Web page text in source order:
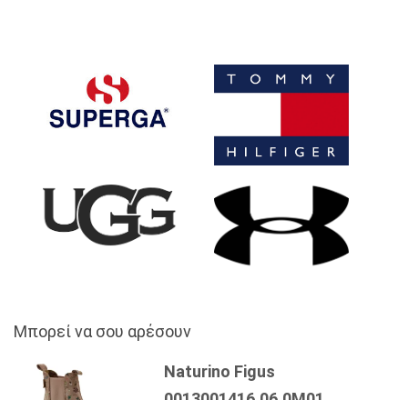
Μπορεί να σου αρέσουν
Naturino Figus